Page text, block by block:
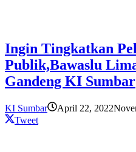
Ingin Tingkatkan
Publik,Bawaslu
Gandeng KI Sumbar
KI Sumbar April 22, 2022
Tweet